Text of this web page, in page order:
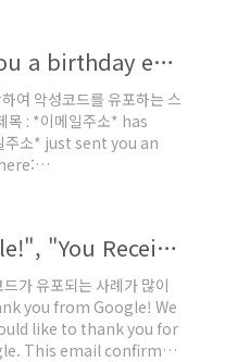
성하게 됩니다. 해당 파일
같은 의심스러운 메일을
준수하여 악성코드 감염
분명한 메일일 경우 가급적
*이메일주소* has sent you a birthday ecard.
여 악성코드를 유포하는 스
목 : *이메일주소* has
소* just sent you an
your browser's
위 메일 본문의 링크에
"Thank you from Google!", "You Received Online Greeting Card", "New resume." 스팸 주의!
가 유포되는 사례가 많이
you from Google! We
like to thank you for
This email confirms